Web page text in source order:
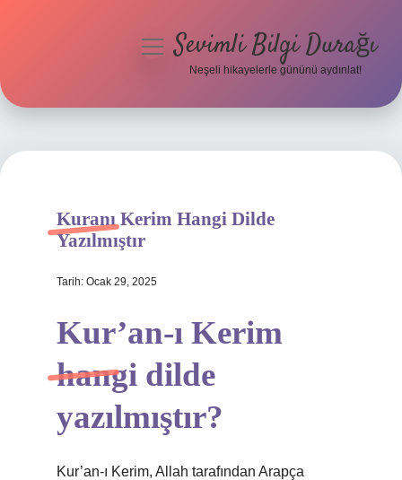
Hakkımızda
menüyüSevimli Bilgi Durağı
Neşeli hikayelerle gününü aydınlat!
Kuranı Kerim Hangi Dilde
Yazılmıştır
Tarih: Ocak 29, 2025
Kur’an-ı Kerim
hangi dilde
yazılmıştır?
Kur’an-ı Kerim, Allah tarafından Arapça